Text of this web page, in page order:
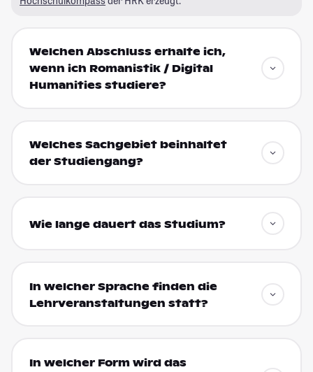
Welchen Abschluss erhalte ich,
wenn ich Romanistik / Digital
Humanities studiere?
Welches Sachgebiet beinhaltet
der Studiengang?
Wie lange dauert das Studium?
In welcher Sprache finden die
Lehrveranstaltungen statt?
In welcher Form wird das